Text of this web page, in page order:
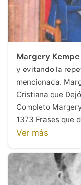
Margery Kempe
y evitando la
mencionada.
Cristiana que
Completo
1373 Frases que
Ver más